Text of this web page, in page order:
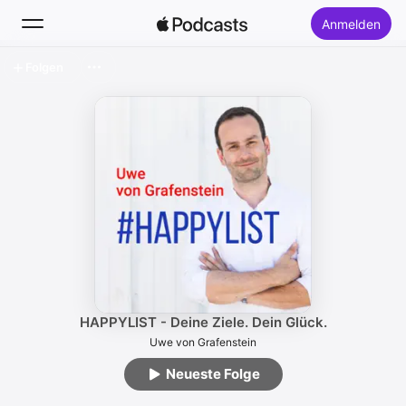
Anmelden
Top-Charts
HAPPYLIST - Deine Ziele. Dein Glück.
Uwe von Grafenstein
Neueste Folge